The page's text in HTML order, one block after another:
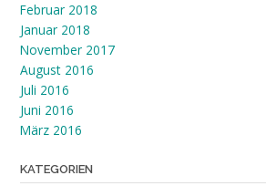
Februar 2018
Januar 2018
November 2017
August 2016
Juli 2016
Juni 2016
März 2016
KATEGORIEN